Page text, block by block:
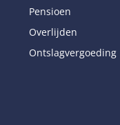
Pensioen
Overlijden
Ontslagvergoeding